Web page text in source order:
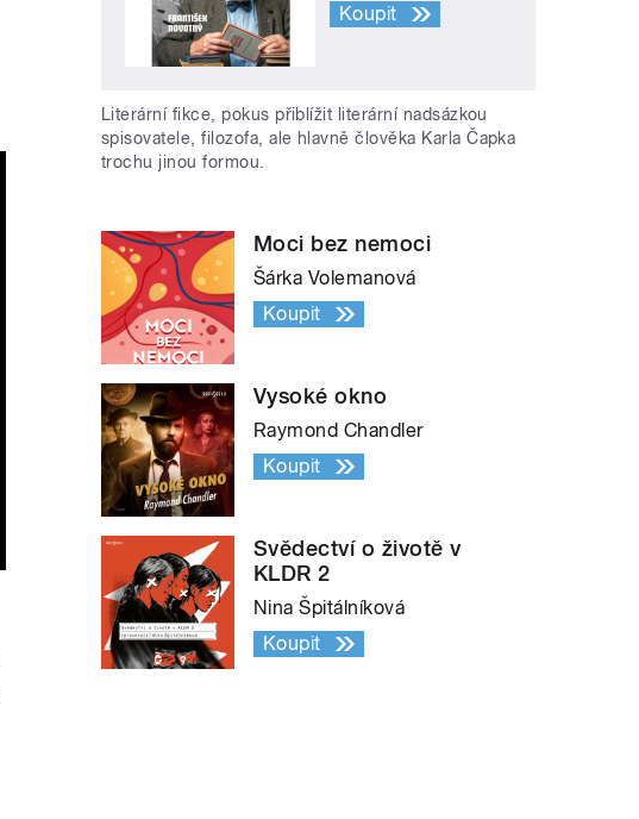
Koupit
Literární fikce, pokus přiblížit literární nadsázkou
spisovatele, filozofa, ale hlavně člověka Karla Čapka
trochu jinou formou.
Moci bez nemoci
Šárka Volemanová
Koupit
Vysoké okno
Raymond Chandler
Koupit
Svědectví o životě v
KLDR 2
Nina Špitálníková
Koupit